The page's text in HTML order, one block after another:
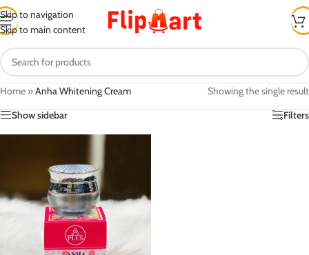
Skip to navigation
Skip to main content
Home »Anha Whitening Cream
Showing the single result
Show sidebar
Filters